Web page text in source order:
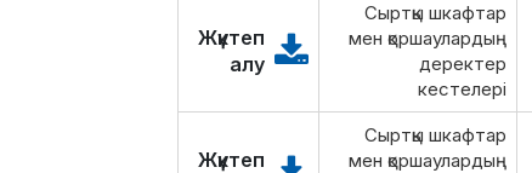
Сыртқы шкафтар
мен қоршаулардың
деректер
кестелері
Жүктеп
алу
Сыртқы шкафтар
мен қоршаулардың
Жүктеп